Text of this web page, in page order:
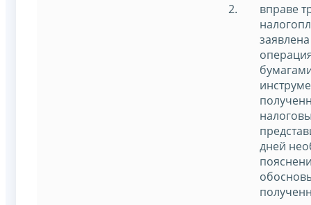
вправе
дней